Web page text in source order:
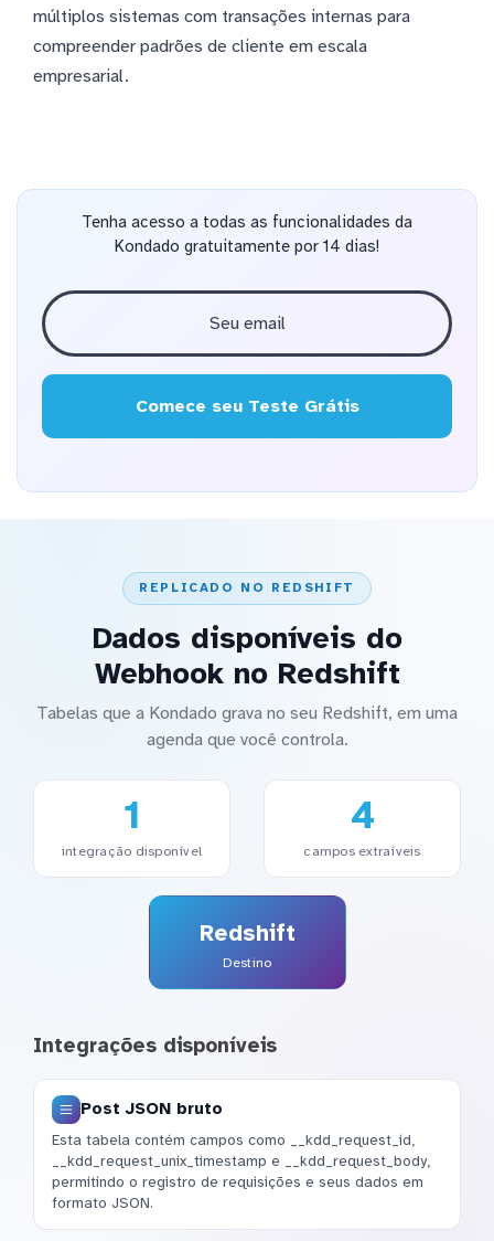
múltiplos sistemas com transações internas para
compreender padrões de cliente em escala
empresarial.
Tenha acesso a todas as funcionalidades da
Kondado gratuitamente por 14 dias!
Comece seu Teste Grátis
REPLICADO NO REDSHIFT
Dados disponíveis do
Webhook no Redshift
Tabelas que a Kondado grava no seu Redshift, em uma
agenda que você controla.
1
integração disponível
4
campos extraíveis
Redshift
Destino
Integrações disponíveis
Post JSON bruto
Esta tabela contém campos como __kdd_request_id,
__kdd_request_unix_timestamp e __kdd_request_body,
permitindo o registro de requisições e seus dados em
formato JSON.